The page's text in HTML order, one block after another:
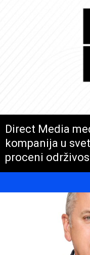
Direct Media
kompanija u
proceni